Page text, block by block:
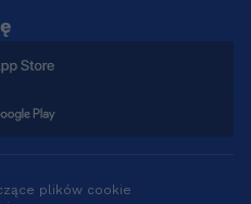
plików cookie